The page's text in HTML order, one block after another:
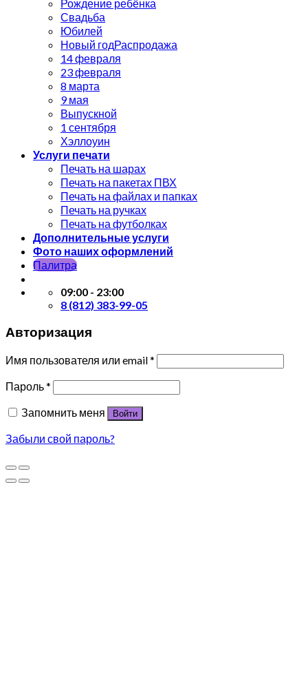
Рождение ребёнка
Свадьба
Юбилей
Новый год
14 февраля
23 февраля
8 марта
9 мая
Выпускной
1 сентября
Хэллоуин
Услуги печати
Печать на шарах
Печать на пакетах ПВХ
Печать на файлах и папках
Печать на ручках
Печать на футболках
Дополнительные услуги
Фото наших оформлений
Палитра
09:00 - 23:00
8 (812) 383-99-05
Авторизация
Имя пользователя или email*
Пароль*
Запомнить меня
Войти
Забыли свой пароль?